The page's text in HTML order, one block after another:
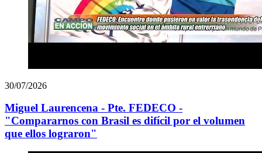
30/07/2026
Miguel Laurencena - Pte. FEDECO -
"Compararnos con Brasil es difícil por el volumen
que ellos lograron"